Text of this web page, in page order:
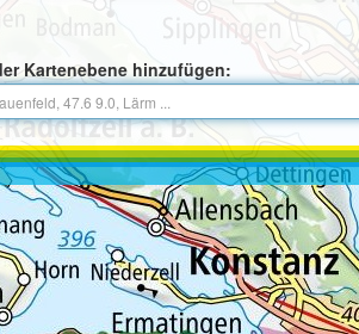
Kartenebene hinzufügen: